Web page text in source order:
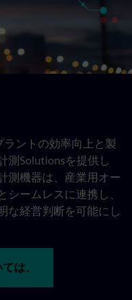
ラントの効率向上と製
測Solutionsを提供し
測機器は、産業用オー
シームレスに連携し、
な経営判断を可能にし
は、